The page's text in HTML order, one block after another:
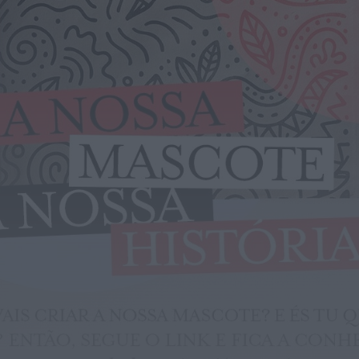
Paróquias de Lamas, Trofa e Segadães
divulgam celebrações religiosas para a
Viagem Medieval fecha 30.ª edição com
balanço de “sucesso absoluto” em
Santa...
HOJE, 0:55
Mundial FM